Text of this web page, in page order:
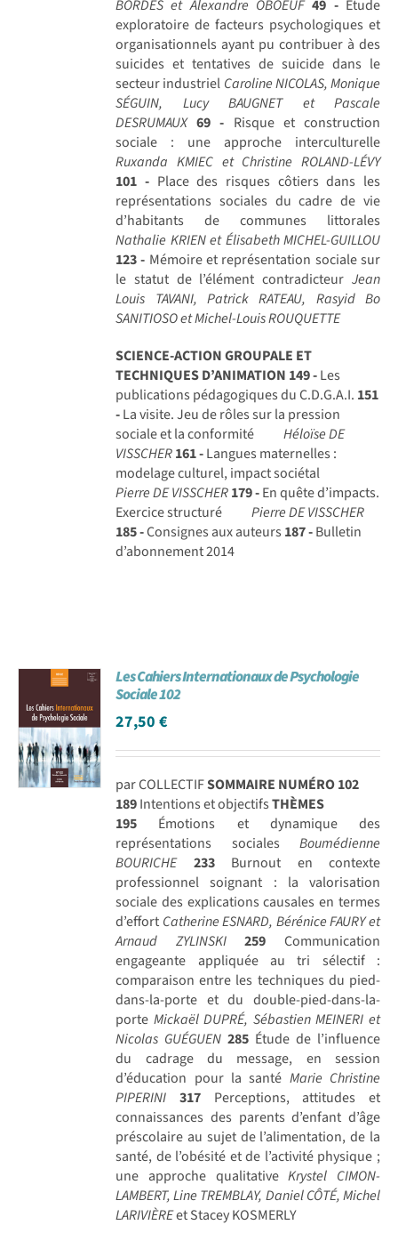
BORDES et Alexandre OBOEUF 49 -Étude
exploratoire de facteurs psychologiques et
organisationnels ayant pu contribuer à des
suicides et tentatives de suicide dans le
secteur industriel Caroline NICOLAS, Monique
SÉGUIN, Lucy BAUGNET et Pascale
DESRUMAUX 69 - Risque et construction
sociale : une approche interculturelle
Ruxanda KMIEC et Christine ROLAND-LÉVY
101 -Place des risques côtiers dans les
représentations sociales du cadre de vie
d’habitants de communes littorales
Nathalie KRIEN et Élisabeth MICHEL-GUILLOU
123 - Mémoire et représentation sociale sur
le statut de l’élément contradicteur Jean
Louis TAVANI, Patrick RATEAU, Rasyid Bo
SANITIOSO et Michel-Louis ROUQUETTE
SCIENCE-ACTION GROUPALE ET
TECHNIQUES D’ANIMATION 149 -Les
publications pédagogiques du C.D.G.A.I. 151
-La visite. Jeu de rôles sur la pression
sociale et la conformité
Héloïse DE
VISSCHER161 -Langues maternelles :
modelage culturel, impact sociétal
Pierre DE VISSCHER179 -En quête d’impacts.
Exercice structuré
Pierre DE VISSCHER
185 -Consignes aux auteurs 187 -Bulletin
d’abonnement 2014
Les Cahiers Internationaux de Psychologie
Sociale 102
27,50€
par COLLECTIFSOMMAIRE NUMÉRO 102
189Intentions et objectifsTHÈMES
195 Émotions et dynamique des
représentations sociales Boumédienne
BOURICHE
233Burnout en contexte
professionnel soignant : la valorisation
sociale des explications causales en termes
d’effort Catherine ESNARD, Bérénice FAURY et
Arnaud ZYLINSKI
259 Communication
engageante appliquée au tri sélectif :
comparaison entre les techniques du pied-
dans-la-porte et du double-pied-dans-la-
porte Mickaël DUPRÉ, Sébastien MEINERI et
Nicolas GUÉGUEN 285 Étude de l’influence
du cadrage du message, en session
d’éducation pour la santé Marie Christine
PIPERINI
317Perceptions, attitudes et
connaissances des parents d’enfant d’âge
préscolaire au sujet de l’alimentation, de la
santé, de l’obésité et de l’activité physique ;
une approche qualitativeKrystel CIMON-
LAMBERT, Line TREMBLAY, Daniel CÔTÉ, Michel
LARIVIÈREet Stacey KOSMERLY